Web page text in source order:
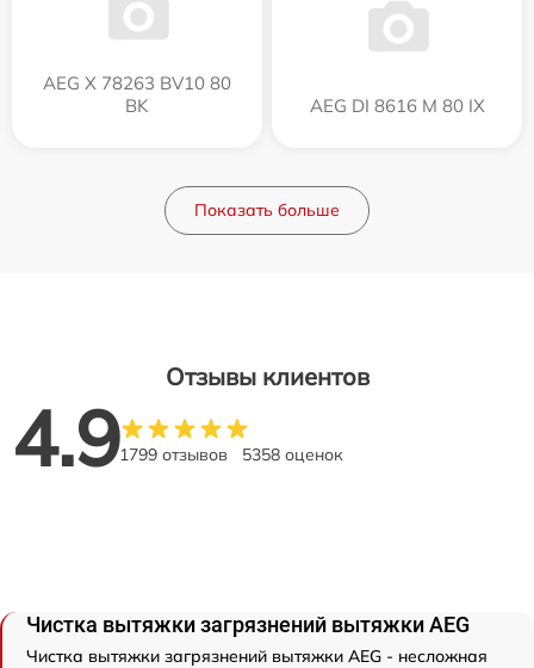
AEG X 78263 BV10 80
BK
AEG DI 8616 M 80 IX
Показать больше
Отзывы клиентов
4.91799 отзывов 5358 оценок
Чистка вытяжки загрязнений вытяжки AEG
Чистка вытяжки загрязнений вытяжки AEG - несложная